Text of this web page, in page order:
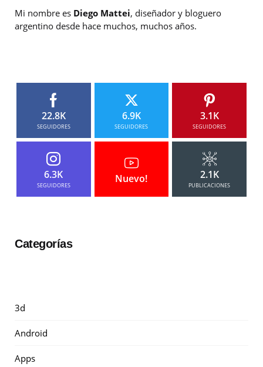
Mi nombre es Diego Mattei, diseñador y bloguero
argentino desde hace muchos, muchos años.
22.8K
SEGUIDORES
6.9K
SEGUIDORES
3.1K
SEGUIDORES
6.3K
SEGUIDORES
Nuevo! 2.1K
PUBLICACIONES
Categorías
3d
Android
Apps